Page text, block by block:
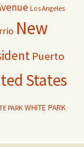
Los Angeles
New
Puerto
States
PARK WHITE PARK